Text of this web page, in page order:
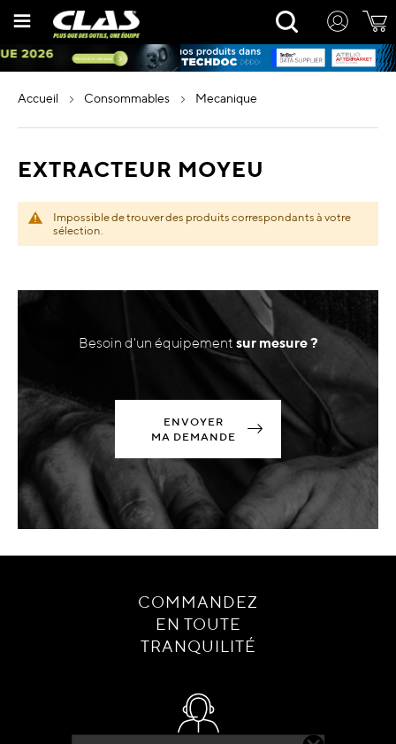
Rechercher
accueil consommables mecanique
EXTRACTEUR MOYEU
Impossible de trouver des produits correspondants à votre
sélection.
Besoin d'un équipement sur mesure ?
ENVOYER
MA DEMANDE
COMMANDEZ
EN TOUTE
TRANQUILITÉ